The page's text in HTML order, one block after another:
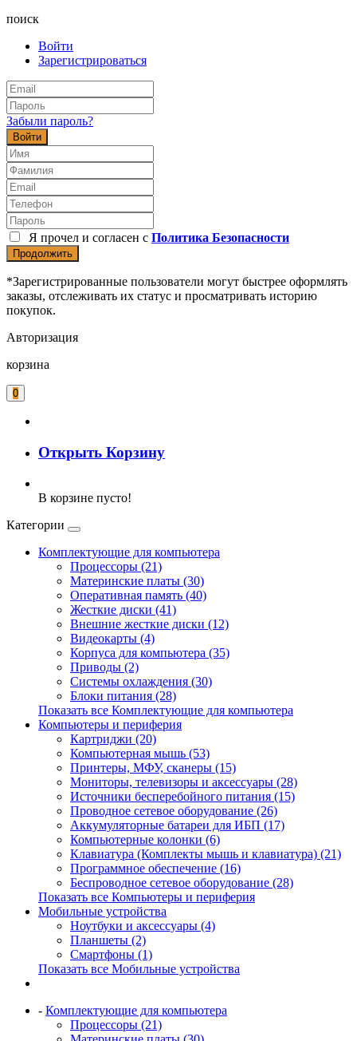
поиск
Войти
Зарегистрироваться
Забыли пароль?
Войти
Я прочел и согласен с Политика Безопасности
Продолжить
*Зарегистрированные пользователи могут быстрее оформлять
заказы, отслеживать их статус и просматривать историю
покупок.
Авторизация
корзина
0
Открыть Корзину
В корзине пусто!
Категории
Комплектующие для компьютера
Процессоры (21)
Материнские платы (30)
Оперативная память (40)
Жесткие диски (41)
Внешние жесткие диски (12)
Видеокарты (4)
Корпуса для компьютера (35)
Приводы (2)
Системы охлаждения (30)
Блоки питания (28)
Показать все Комплектующие для компьютера
Компьютеры и периферия
Картриджи (20)
Компьютерная мышь (53)
Принтеры, МФУ, сканеры (15)
Мониторы, телевизоры и аксессуары (28)
Источники бесперебойного питания (15)
Проводное сетевое оборудование (26)
Аккумуляторные батареи для ИБП (17)
Компьютерные колонки (6)
Клавиатура (Комплекты мышь и клавиатура) (21)
Программное обеспечение (16)
Беспроводное сетевое оборудование (28)
Показать все Компьютеры и периферия
Мобильные устройства
Ноутбуки и аксессуары (4)
Планшеты (2)
Смартфоны (1)
Показать все Мобильные устройства
- Комплектующие для компьютера
Процессоры (21)